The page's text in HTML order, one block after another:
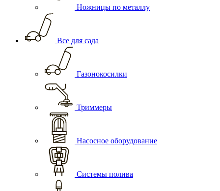
Ножницы по металлу
Все для сада
Газонокосилки
Триммеры
Насосное оборудование
Системы полива